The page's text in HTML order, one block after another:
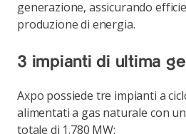
generazione, assicurando
produzione di energia.
3 impianti di ultima
Axpo possiede tre impianti a
alimentati a gas naturale con
totale di 1.780 MW: